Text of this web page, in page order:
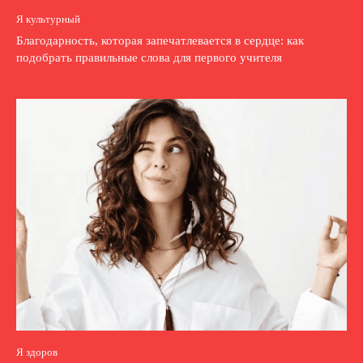
Я культурный
Благодарность, которая запечатлевается в сердце: как
подобрать правильные слова для первого учителя
Я здоров